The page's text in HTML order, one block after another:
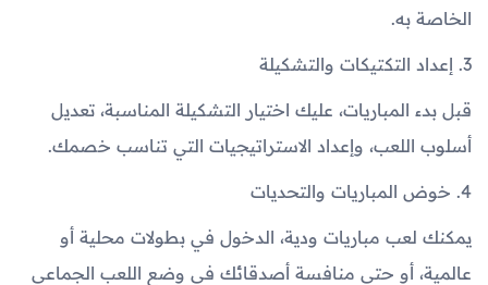
الخاصة به.
3. إعداد التكتيكات والتشكيلة
قبل بدء المباريات، عليك اختيار التشكيلة المناسبة، تعديل
أسلوب اللعب، وإعداد الاستراتيجيات التي تناسب خصمك.
4. خوض المباريات والتحديات
يمكنك لعب مباريات ودية، الدخول في بطولات محلية أو
عالمية، أو حتى منافسة أصدقائك في وضع اللعب الجماعي